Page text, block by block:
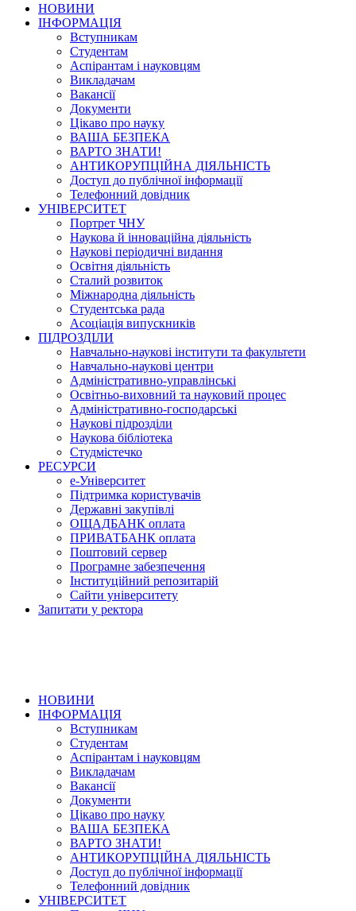
НОВИНИ
ІНФОРМАЦІЯ
Вступникам
Студентам
Аспірантам і науковцям
Викладачам
Вакансії
Документи
Цікаво про науку
ВАША БЕЗПЕКА
ВАРТО ЗНАТИ!
АНТИКОРУПЦІЙНА ДІЯЛЬНІСТЬ
Доступ до публічної інформації
Телефонний довідник
УНІВЕРСИТЕТ
Портрет ЧНУ
Наукова й інноваційна діяльність
Наукові періодичні видання
Освітня діяльність
Сталий розвиток
Міжнародна діяльність
Студентська рада
Асоціація випускників
ПІДРОЗДІЛИ
Навчально-наукові інститути та факультети
Навчально-наукові центри
Адміністративно-управлінські
Освітньо-виховний та науковий процес
Адміністративно-господарські
Наукові підрозділи
Наукова бібліотека
Студмістечко
РЕСУРСИ
е-Університет
Підтримка користувачів
Державні закупівлі
ОЩАДБАНК оплата
ПРИВАТБАНК оплата
Поштовий сервер
Програмне забезпечення
Інституційний репозитарій
Сайти університету
Запитати у ректора
НОВИНИ
ІНФОРМАЦІЯ
Вступникам
Студентам
Аспірантам і науковцям
Викладачам
Вакансії
Документи
Цікаво про науку
ВАША БЕЗПЕКА
ВАРТО ЗНАТИ!
АНТИКОРУПЦІЙНА ДІЯЛЬНІСТЬ
Доступ до публічної інформації
Телефонний довідник
УНІВЕРСИТЕТ